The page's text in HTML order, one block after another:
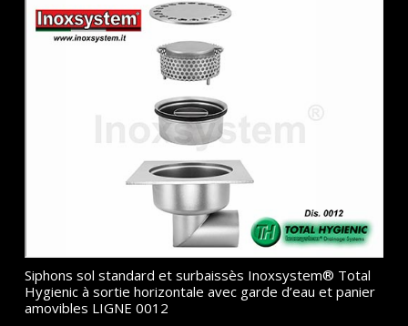
Siphons sol standard et surbaissès Inoxsystem® Total
Hygienic à sortie horizontale avec garde d’eau et panier
amovibles LIGNE 0012